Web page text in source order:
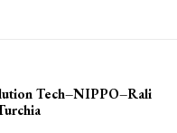
Tech–NIPPO–Rali